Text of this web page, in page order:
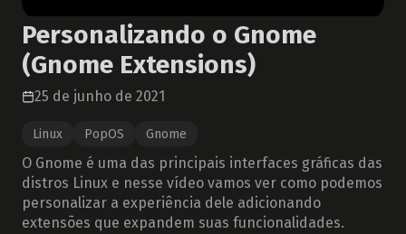
Personalizando o Gnome
(Gnome Extensions)
25 de junho de 2021
Linux PopOS Gnome
O Gnome é uma das principais interfaces gráficas das
distros Linux e nesse vídeo vamos ver como podemos
personalizar a experiência dele adicionando
extensões que expandem suas funcionalidades.